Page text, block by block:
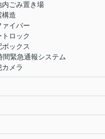
内ごみ置き場
構造
ァイバー
トロック
ボックス
間緊急通報システム
カメラ